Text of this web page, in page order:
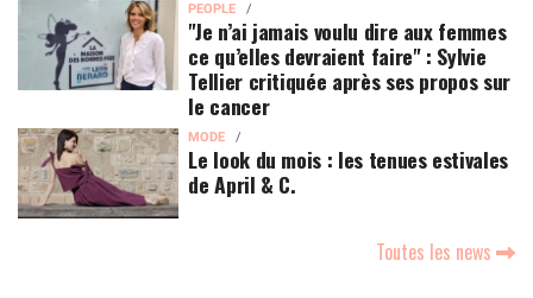
PEOPLE
"Je n’ai jamais voulu dire aux femmes
ce qu’elles devraient faire" : Sylvie
Tellier critiquée après ses propos sur
le cancer
MODE
Le look du mois : les tenues estivales
de April & C.
Toutes les news